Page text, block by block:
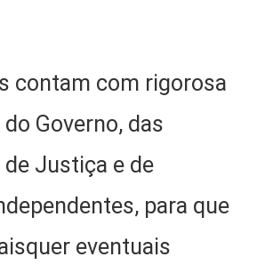
contam com rigorosa
Governo, das
Justiça e de
para que
eventuais